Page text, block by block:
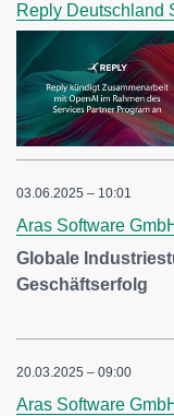
Reply Deutschland
03.06.2025 – 10:01
Aras Software
Globale
Geschäftserfolg
20.03.2025 – 09:00
Aras Software